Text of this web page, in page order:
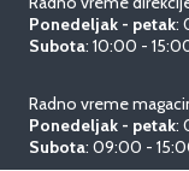
Ponedeljak - petak:
Subota: 10:00 -
Radno vreme
Ponedeljak - petak:
Subota: 09:00 -